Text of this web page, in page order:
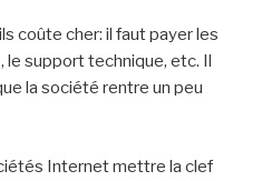
coûte cher: il faut payer les
le support technique, etc. Il
la société rentre un peu
Internet mettre la clef